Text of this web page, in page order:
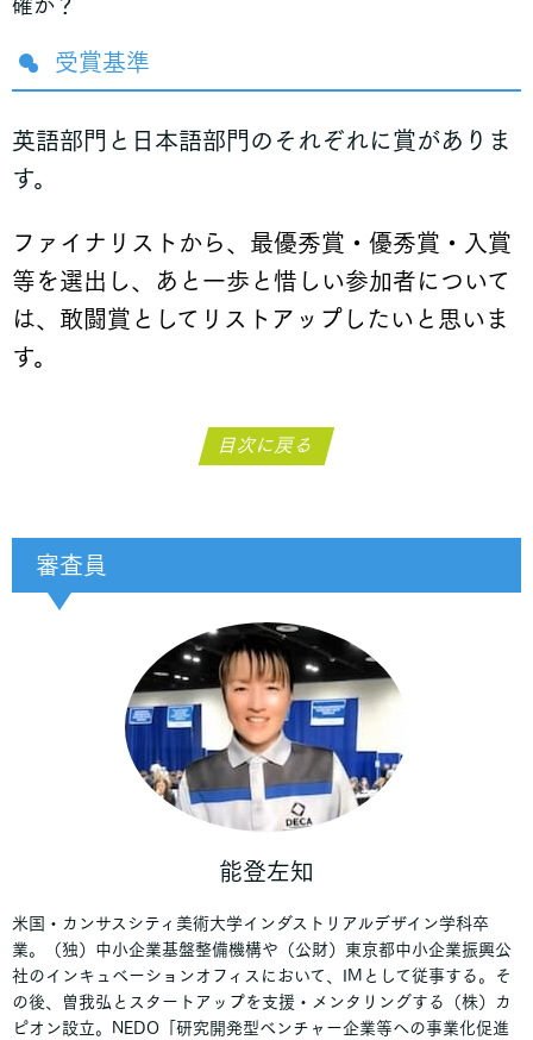
確か？
受賞基準
英語部門と日本語部門のそれぞれに賞がありま
す。
ファイナリストから、最優秀賞・ 優秀賞・ 入賞
等を選出し、あと一歩と惜しい参加者について
は、敢闘賞としてリストアップしたいと思いま
す。
目次に戻る
審査員
能登左知
米国・カンサスシティ美術大学インダストリアルデザイン学科卒
業。（独）中小企業基盤整備機構や（公財）東京都中小企業振興公
社のインキュベーションオフィスにおいて、IMとして従事する。そ
の後、曽我弘とスタートアップを支援・メンタリングする（株）カ
ピオン設立。NEDO「研究開発型ベンチャー企業等への事業化促進